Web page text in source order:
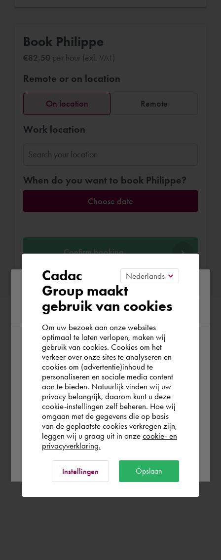
Book Philippe
€82.50 per hour (exl. VAT)
Remote or on location
On location Remote
Work location
When do you want to book Philippe?
Choose date
Confirm booking
Please confirm your current
region
According to us you are situated in Rest of
the world. Please confirm in which country
you wish to shop.
Norge Rest of the world
Cadac
Group maakt
gebruik van cookies
Om uw bezoek aan onze websites
optimaal te laten verlopen, maken wij
gebruik van cookies. Cookies om het
verkeer over onze sites te analyseren en
cookies om (advertentie)inhoud te
personaliseren en sociale media content
aan te bieden. Natuurlijk vinden wij uw
privacy belangrijk, daarom kunt u deze
cookie-instellingen zelf beheren. Hoe wij
omgaan met de gegevens die op basis
van de geplaatste cookies verkregen zijn,
leggen wij u graag uit in onze cookie- en
privacyverklaring.
Instellingen Opslaan